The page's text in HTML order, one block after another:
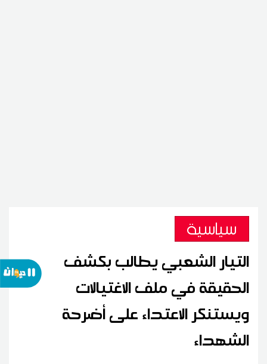
سياسية
التيار الشعبي يطالب بكشف
الحقيقة في ملف الاغتيالات
ويستنكر الاعتداء على أضرحة
الشهداء